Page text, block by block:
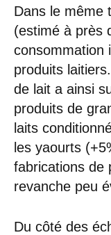
Dans le même
(estimé à près
consommation
produits
de lait a ainsi
produits de
laits
les yaourts
fabrications de
revanche peu
Du côté des